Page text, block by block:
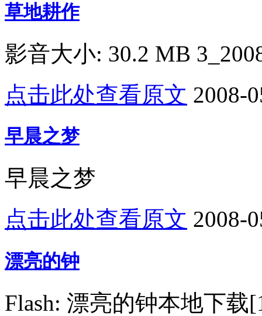
草地耕作
影音大小: 30.2 MB
点击此处查看原文 2008-
早晨之梦
早晨之梦
点击此处查看原文 2008-
漂亮的钟
Flash: 漂亮的钟本地下载